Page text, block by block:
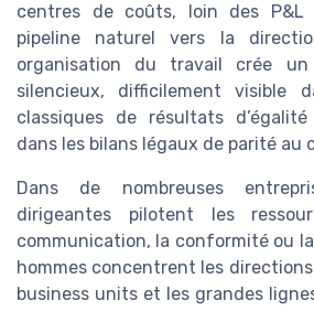
centres de coûts, loin des
pipeline naturel vers la
organisation du travail crée
silencieux, difficilement visible
classiques de résultats
dans les bilans légaux de parité au
Dans de nombreuses
dirigeantes pilotent les
communication, la conformité ou
hommes concentrent les
business units et les grandes